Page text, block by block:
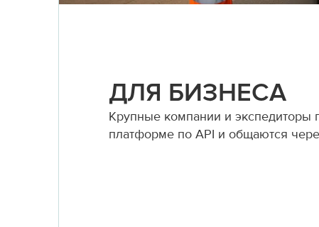
ДЛЯ БИЗНЕСА
Крупные компании и
платформе по API и общаются